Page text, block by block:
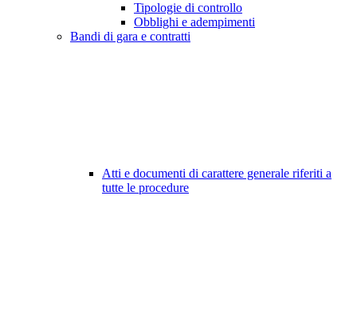
Tipologie di controllo
Obblighi e adempimenti
Bandi di gara e contratti
Atti e documenti di carattere generale riferiti a
tutte le procedure